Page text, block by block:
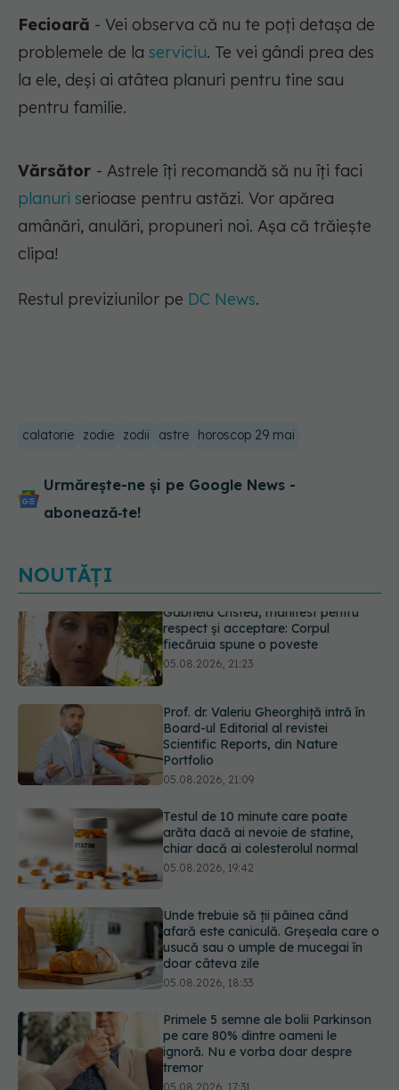
Fecioară - Vei observa că nu te poți detașa de
problemele de la serviciu. Te vei gândi prea des
la ele, deși ai atâtea planuri pentru tine sau
pentru familie.
Vărsător - Astrele îți recomandă să nu îți faci
planuri serioase pentru astăzi. Vor apărea
amânări, anulări, propuneri noi. Așa că trăiește
clipa!
Restul previziunilor pe DC News.
calatorie zodie zodii astre horoscop 29 mai
Urmărește-ne și pe Google News -
abonează‑te!
NOUTĂȚI
Prof. dr. Valeriu Gheorghiță intră în
Board-ul Editorial al revistei
Scientific Reports, din Nature
05.08.2026, 21:09
Testul de 10 minute care poate
arăta dacă ai nevoie de statine,
chiar dacă ai colesterolul normal
Unde trebuie să ții pâinea când
afară este caniculă. Greșeala care o
usucă sau o umple de mucegai în
05.08.2026, 18:33
Primele 5 semne ale bolii Parkinson
pe care 80% dintre oameni le
ignoră. Nu e vorba doar despre
05.08.2026, 17:31
Gabriela Cristea, manifest pentru
respect și acceptare: Corpul
fiecăruia spune o poveste